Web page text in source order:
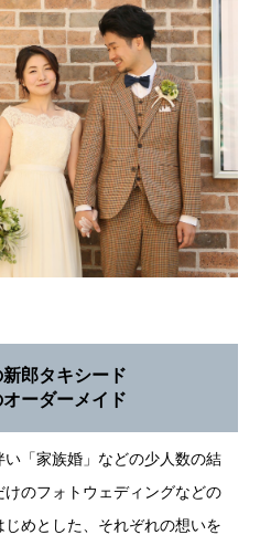
郎タキシード
ーダーメイド
「家族婚」などの少人数の結
のフォトウェディングなどの
めとした、それぞれの想いを